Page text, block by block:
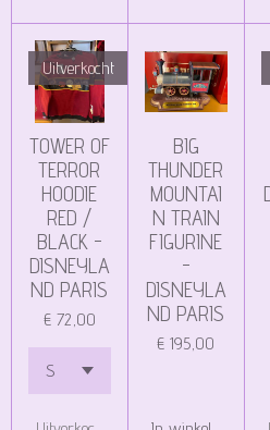
Uitverkocht
TOWER OF
TERROR
HOODIE
RED /
BLACK -
DISNEYLA
ND PARIS
€ 72,00
BIG
THUNDER
MOUNTAI
N TRAIN
FIGURINE
-
DISNEYLA
ND PARIS
€ 195,00